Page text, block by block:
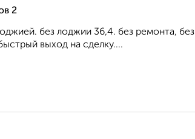
2
без лоджии 36,4. без ремонта,
выход на сделку....